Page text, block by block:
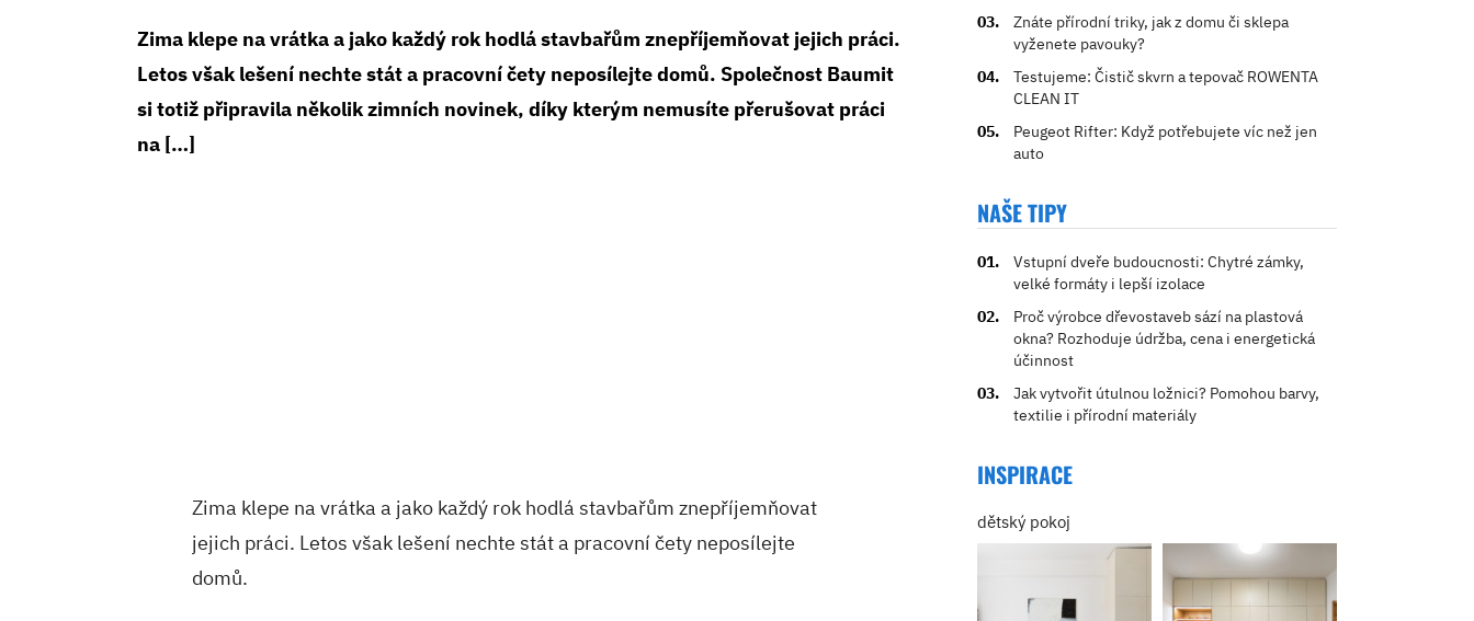
Zima klepe na vrátka a jako každý rok hodlá stavbařům znepříjemňovat jejich práci.
Letos však lešení nechte stát a pracovní čety neposílejte domů. Společnost Baumit
si totiž připravila několik zimních novinek, díky kterým nemusíte přerušovat práci
na […]
Zima klepe na vrátka a jako každý rok hodlá stavbařům znepříjemňovat
jejich práci. Letos však lešení nechte stát a pracovní čety neposílejte
domů.
Znáte přírodní triky, jak z domu či sklepa
vyženete pavouky?
Testujeme: Čistič skvrn a tepovač ROWENTA
CLEAN IT
Peugeot Rifter: Když potřebujete víc než jen
auto
NAŠE TIPY
Vstupní dveře budoucnosti: Chytré zámky,
velké formáty i lepší izolace
Proč výrobce dřevostaveb sází na plastová
okna? Rozhoduje údržba, cena i energetická
účinnost
Jak vytvořit útulnou ložnici? Pomohou barvy,
textilie i přírodní materiály
INSPIRACE
dětský pokoj